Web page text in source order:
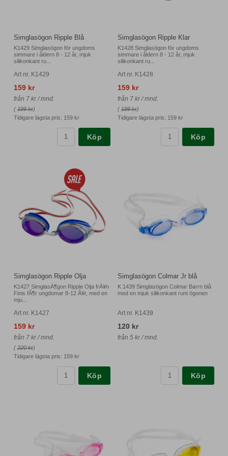
Simglasögon Ripple Blå
K1429 Simglasögon för ungdoms
simmare i åldern 8 - 12 år, mjuk
silikonkant ru...
Art nr. K1429
159 kr
från 7 kr / mnd.
( 199 kr)
Tidigare lägsta pris: 159 kr
Köp
Simglasögon Ripple Klar
K1428 Simglasögon för ungdoms
simmare i åldern 8 - 12 år, mjuk
silikonkant ru...
Art nr. K1428
159 kr
från 7 kr / mnd.
( 199 kr)
Tidigare lägsta pris: 159 kr
Köp
Simglasögon Ripple Olja
K1427 SimglasÃ¶gon Ripple Olja frÃ¥n
Finis fÃ¶r ungdomar 8-12 Ã¥r, med en
mju...
Art nr. K1427
159 kr
från 7 kr / mnd.
( 220 kr)
Tidigare lägsta pris: 159 kr
Köp
Simglasögon Colmar Jr blå
K 1439 Simglasögon Colmar Barrn blå
med en mjuk silikonkant runt ögonen
Art nr. K1439
120 kr
från 5 kr / mnd.
Köp